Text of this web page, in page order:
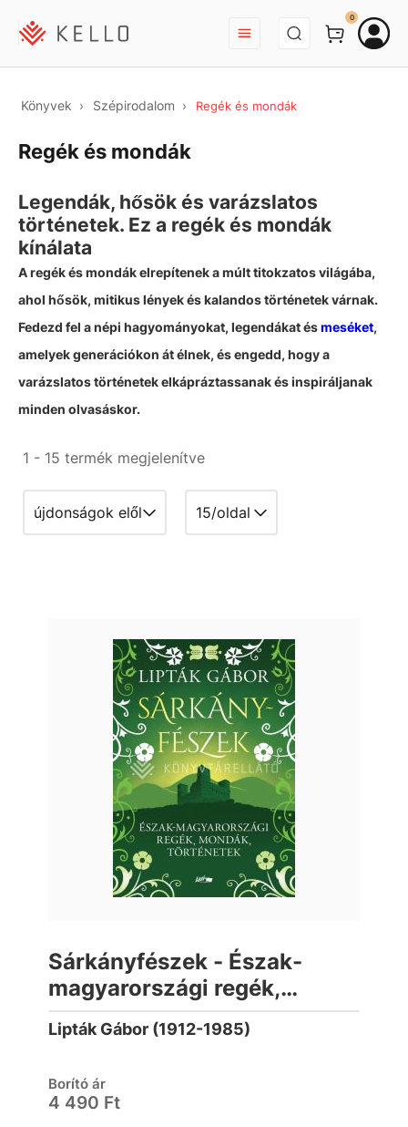
BEJELENTKEZÉS
0
Könyvek Szépirodalom Regék és mondák
Regék és mondák
Legendák, hősök és varázslatos
történetek. Ez a regék és mondák
kínálata
A regék és mondák elrepítenek a múlt titokzatos világába,
ahol hősök, mitikus lények és kalandos történetek várnak.
Fedezd fel a népi hagyományokat, legendákat ésmeséket,
amelyek generációkon át élnek, és engedd, hogy a
varázslatos történetek elkápráztassanak és inspiráljanak
minden olvasáskor.
1 - 15 termék megjelenítve
Sárkányfészek - Észak-
magyarországi regék,
mondák, történetek
Lipták Gábor (1912-1985)
Borító ár
4 490 Ft